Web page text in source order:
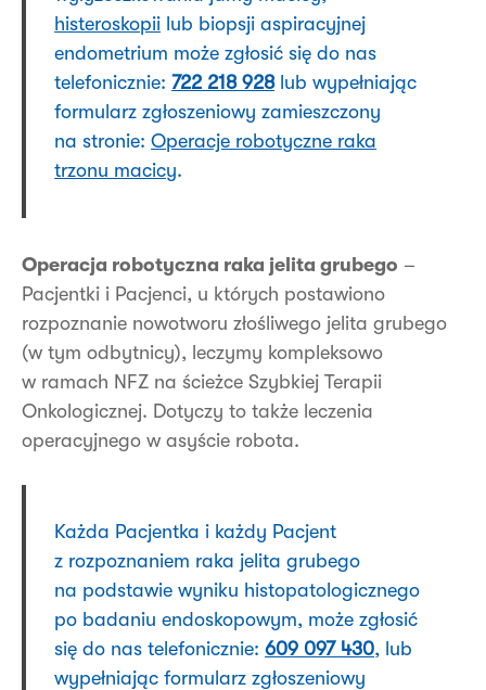
histeroskopii lub biopsji aspiracyjnej
endometrium może zgłosić się do nas
telefonicznie:722 218 928lub wypełniając
formularz zgłoszeniowy zamieszczony
na stronie:Operacje robotyczne raka
trzonu macicy.
Operacja robotyczna raka jelita grubego –
Pacjentki i Pacjenci, u których postawiono
rozpoznanie nowotworu złośliwego jelita grubego
(w tym odbytnicy), leczymy kompleksowo
w ramach NFZ na ścieżce Szybkiej Terapii
Onkologicznej. Dotyczy to także leczenia
operacyjnego w asyście robota.
Każda Pacjentka i każdy Pacjent
z rozpoznaniem raka jelita grubego
na podstawie wyniku histopatologicznego
po badaniu endoskopowym, może zgłosić
się do nas telefonicznie:609 097 430, lub
wypełniając formularz zgłoszeniowy